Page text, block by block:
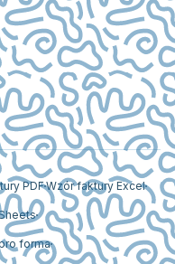
PDFWzór faktury Excel
forma